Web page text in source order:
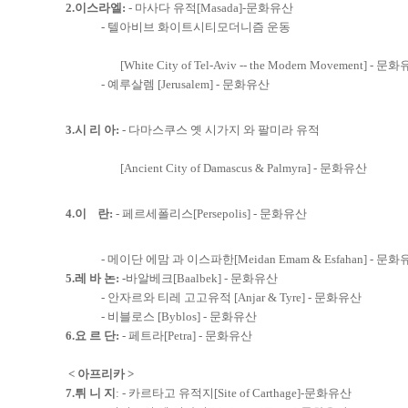
2.이스라엘: - 마사다 유적[Masada]-문화유산
- 텔아비브 화이트시티모더니즘 운동
[White City of Tel-Aviv -- the Modern Movement] - 문화
- 예루살렘 [Jerusalem] - 문화유산
3.시 리 아: - 다마스쿠스 옛 시가지 와 팔미라 유적
[Ancient City of Damascus & Palmyra] - 문화유산
4.이 란: - 페르세폴리스[Persepolis] - 문화유산
- 메이단 에맘 과 이스파한[Meidan Emam & Esfahan] - 문화
5.레 바 논: -바알베크[Baalbek] - 문화유산
- 안자르와 티레 고고유적 [Anjar & Tyre] - 문화유산
- 비블로스 [Byblos] - 문화유산
6.요 르 단: - 페트라[Petra] - 문화유산
< 아프리카 >
7.튀 니 지 : - 카르타고 유적지[Site of Carthage]-문화유산